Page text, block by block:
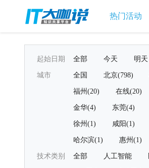
热门活动
起始日期 全部 今天 明天
城市 全国 北京(798)
福州(20) 在线(20)
金华(4) 东莞(4)
徐州(1) 咸阳(1)
哈尔滨(1) 惠州(1)
技术类别 全部 人工智能